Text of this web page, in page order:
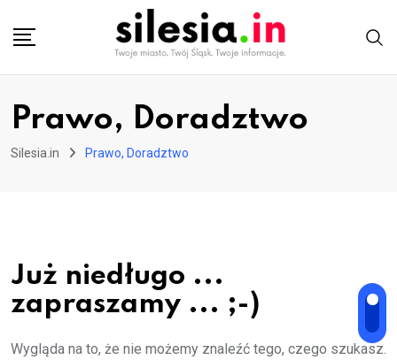
Prawo, Doradztwo
Silesia.in Prawo, Doradztwo
Już niedługo ...
zapraszamy ... ;-)
Wygląda na to, że nie możemy znaleźć tego, czego szukasz.